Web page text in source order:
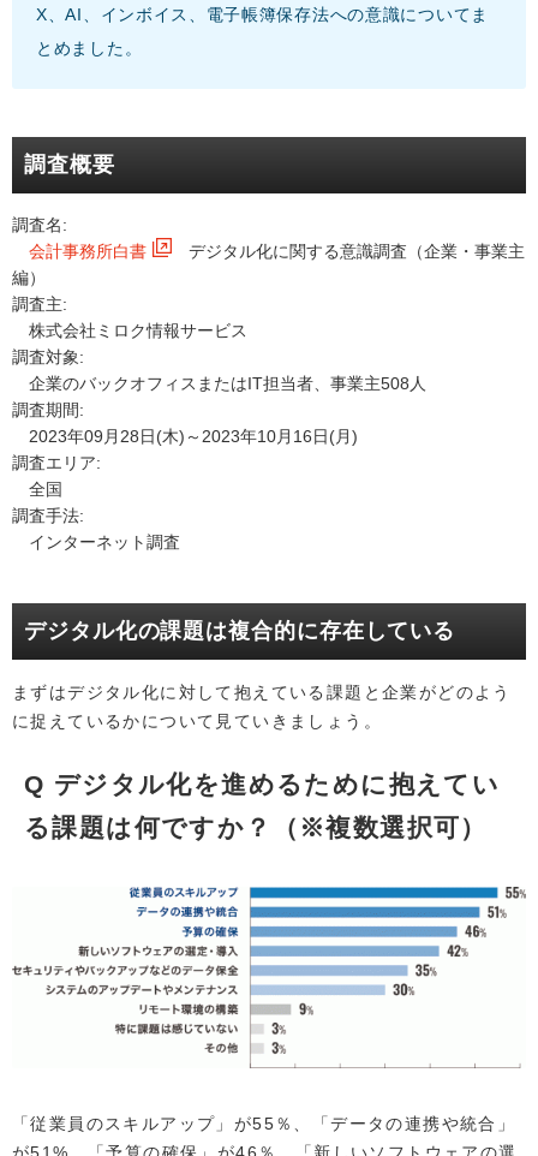
X、AI、インボイス、電子帳簿保存法への意識についてま
とめました。
調査概要
調査名:
会計事務所白書
デジタル化に関する意識調査（企業・事業主
編）
調査主:
株式会社ミロク情報サービス
調査対象:
企業のバックオフィスまたはIT担当者、事業主508人
調査期間:
2023年09月28日(木)～2023年10月16日(月)
調査エリア:
全国
調査手法:
インターネット調査
デジタル化の課題は複合的に存在している
まずはデジタル化に対して抱えている課題と企業がどのよう
に捉えているかについて見ていきましょう。
Q デジタル化を進めるために抱えてい
る課題は何ですか？（※複数選択可）
「従業員のスキルアップ」が55％、「データの連携や統合」